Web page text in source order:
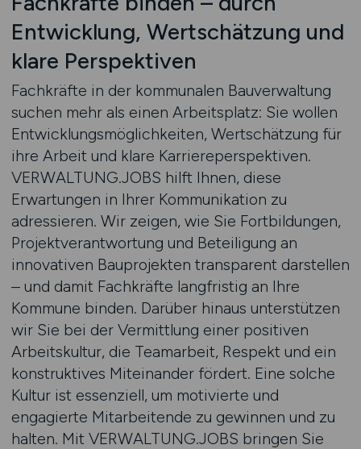
Entwicklung, Wertschätzung und
klare Perspektiven
Fachkräfte in der kommunalen Bauverwaltung
suchen mehr als einen Arbeitsplatz: Sie wollen
Entwicklungsmöglichkeiten, Wertschätzung für
ihre Arbeit und klare Karriereperspektiven.
VERWALTUNG.JOBS hilft Ihnen, diese
Erwartungen in Ihrer Kommunikation zu
adressieren. Wir zeigen, wie Sie Fortbildungen,
Projektverantwortung und Beteiligung an
innovativen Bauprojekten transparent darstellen
– und damit Fachkräfte langfristig an Ihre
Kommune binden. Darüber hinaus unterstützen
wir Sie bei der Vermittlung einer positiven
Arbeitskultur, die Teamarbeit, Respekt und ein
konstruktives Miteinander fördert. Eine solche
Kultur ist essenziell, um motivierte und
engagierte Mitarbeitende zu gewinnen und zu
halten. Mit VERWALTUNG.JOBS bringen Sie